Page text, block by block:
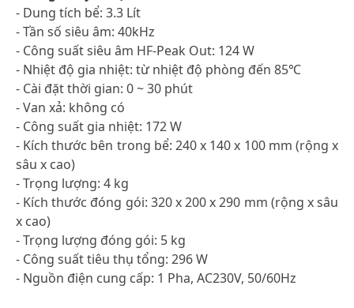
- Dung tích bể: 3.3 Lít
- Tần số siêu âm: 40kHz
- Công suất siêu âm HF-Peak Out: 124 W
- Nhiệt độ gia nhiệt: từ nhiệt độ phòng đến 85℃
- Cài đặt thời gian: 0 ~ 30 phút
- Van xả: không có
- Công suất gia nhiệt: 172 W
- Kích thước bên trong bể: 240 x 140 x 100 mm (rộng x
sâu x cao)
- Trọng lượng: 4 kg
- Kích thước đóng gói: 320 x 200 x 290 mm (rộng x sâu
x cao)
- Trọng lượng đóng gói: 5 kg
- Công suất tiêu thụ tổng: 296 W
- Nguồn điện cung cấp: 1 Pha, AC230V, 50/60Hz